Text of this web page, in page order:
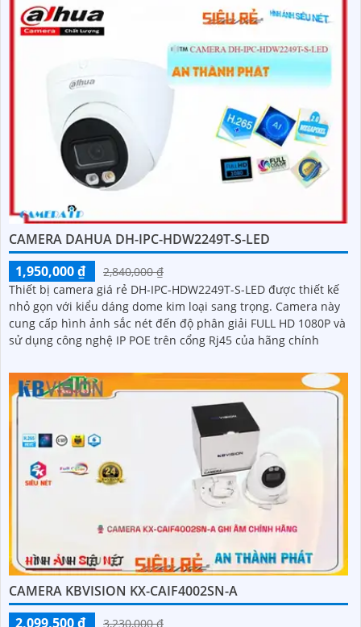
CAMERA DAHUA DH-IPC-HDW2249T-S-LED
1,950,000 ₫
2,840,000 ₫
Thiết bị camera giá rẻ DH-IPC-HDW2249T-S-LED được thiết kế
nhỏ gọn với kiểu dáng dome kim loại sang trọng. Camera này
cung cấp hình ảnh sắc nét đến độ phân giải FULL HD 1080P và
sử dụng công nghệ IP POE trên cổng Rj45 của hãng chính
CAMERA KBVISION KX-CAIF4002SN-A
2,099,500 ₫
3,230,000 ₫